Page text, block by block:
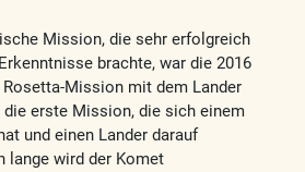
Mission, die sehr erfolgreich
brachte, war die 2016
Rosetta-Mission mit dem Lander
die erste Mission, die sich einem
und einen Lander darauf
lange wird der Komet